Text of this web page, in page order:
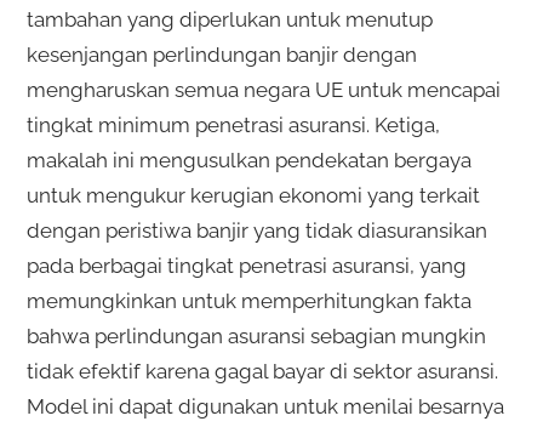
tambahan yang diperlukan untuk menutup
kesenjangan perlindungan banjir dengan
mengharuskan semua negara UE untuk mencapai
tingkat minimum penetrasi asuransi. Ketiga,
makalah ini mengusulkan pendekatan bergaya
untuk mengukur kerugian ekonomi yang terkait
dengan peristiwa banjir yang tidak diasuransikan
pada berbagai tingkat penetrasi asuransi, yang
memungkinkan untuk memperhitungkan fakta
bahwa perlindungan asuransi sebagian mungkin
tidak efektif karena gagal bayar di sektor asuransi.
Model ini dapat digunakan untuk menilai besarnya